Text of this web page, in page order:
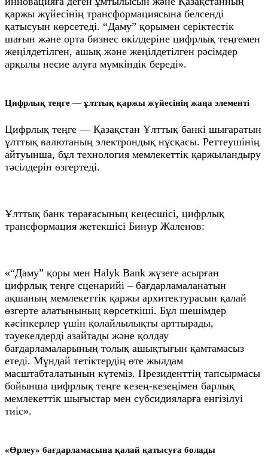
қаржы жүйесінің трансформациясына белсенді
қатысуын көрсетеді. “Даму” қорымен серіктестік
шағын және орта бизнес өкілдеріне цифрлық теңгемен
жеңілдетілген, ашық және жеңілдетілген рәсімдер
арқылы несие алуға мүмкіндік береді».
Цифрлық теңге — ұлттық қаржы жүйесінің жаңа элементі
Цифрлық теңге — Қазақстан Ұлттық банкі шығаратын
ұлттық валютаның электрондық нұсқасы. Реттеушінің
айтуынша, бұл технология мемлекеттік қаржыландыру
тәсілдерін өзгертеді.
Ұлттық банк төрағасының кеңесшісі, цифрлық
трансформация жетекшісі Бинур Жаленов:
«“Даму” қоры мен Halyk Bank жүзеге асырған
цифрлық теңге сценарийі – бағдарламаланатын
ақшаның мемлекеттік қаржы архитектурасын қалай
өзгерте алатынының көрсеткіші. Бұл шешімдер
кәсіпкерлер үшін қолайлылықты арттырады,
тәуекелдерді азайтады және қолдау
бағдарламаларының толық ашықтығын қамтамасыз
етеді. Мұндай тетіктердің өте жылдам
масштабталатынын күтеміз. Президенттің тапсырмасы
бойынша цифрлық теңге кезең-кезеңімен барлық
мемлекеттік шығыстар мен субсидияларға енгізілуі
тиіс».
«Өрлеу» бағдарламасына қалай қатысуға болады